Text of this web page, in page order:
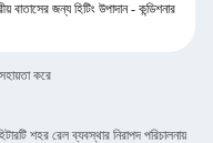
বাতাসের জন্য হিটিং উপাদান - কন্ডিশনার
করে
শহর রেল ব্যবস্থার নিরাপদ পরিচালনায়